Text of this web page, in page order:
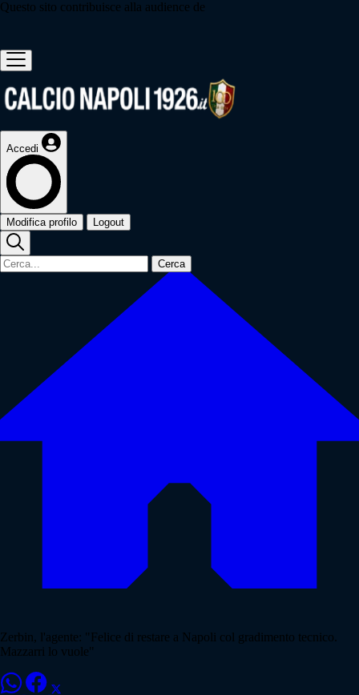
Questo sito contribuisce alla audience de
Accedi
Modifica profilo Logout
Cerca
Zerbin, l'agente: "Felice di restare a Napoli col gradimento tecnico.
Mazzarri lo vuole"